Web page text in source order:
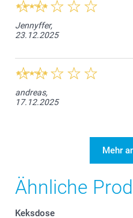
Jennyffer,
23.12.2025
andreas,
17.12.2025
Mehr
Ähnliche
Keksdose